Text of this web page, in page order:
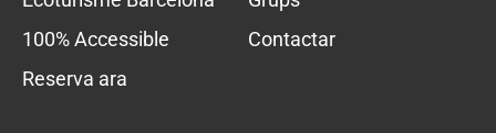
100% Accessible
Contactar
Reserva ara